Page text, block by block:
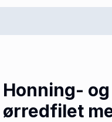
Honning-
ørredfilet